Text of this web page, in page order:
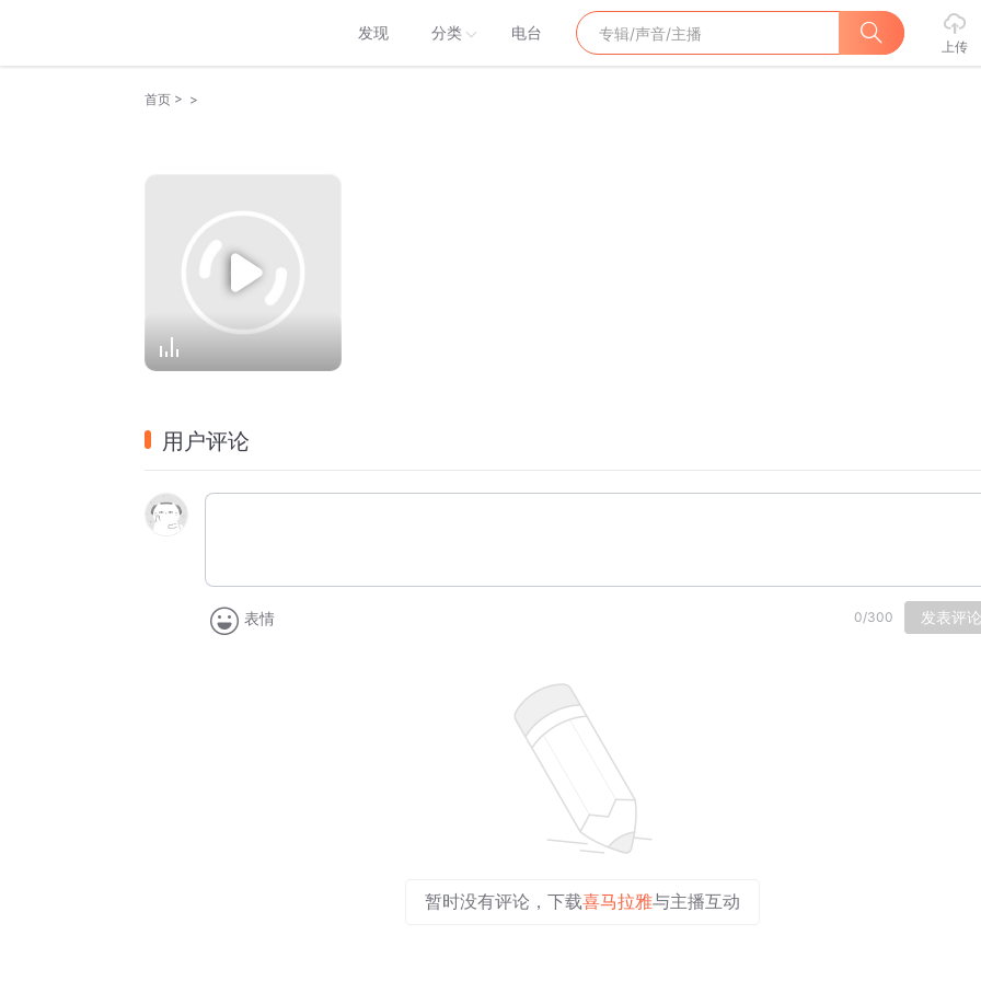
发现 分类 电台
上传
首页 > >
用户评论
表情 0/300 发表评论
暂时没有评论，下载喜马拉雅与主播互动